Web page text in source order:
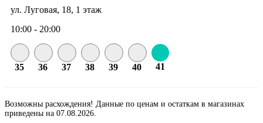
ул. Луговая, 18, 1 этаж
10:00 - 20:00
35 36 37 38 39 40 41
Возможны расхождения! Данные по ценам и остаткам в магазинах
приведены на 07.08.2026.